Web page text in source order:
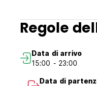
Tutti i bagagli e gli
al sicuro.
Trasporto gratuito
Niseko 1 ora, Kiroro
Onsen Ski Resort 15
snowboard. (Auto-
Regole
Data di arrivo
15:00 - 23:00
Data di